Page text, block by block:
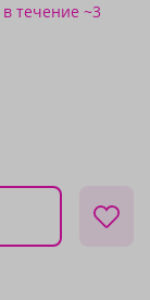
в течение ~3